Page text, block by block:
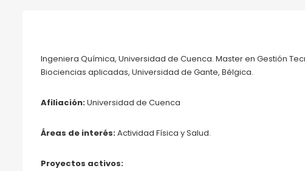
Ingeniera Química, Universidad de Cuenca. Master en Gestión
Biociencias aplicadas, Universidad de Gante, Bélgica.
Afiliación:Universidad de Cuenca
Áreas de interés:Actividad Física y Salud.
Proyectos activos: